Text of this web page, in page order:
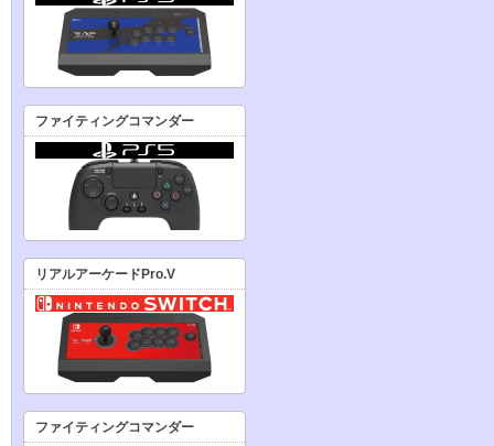
ファイティングコマンダー
リアルアーケードPro.V
ファイティングコマンダー